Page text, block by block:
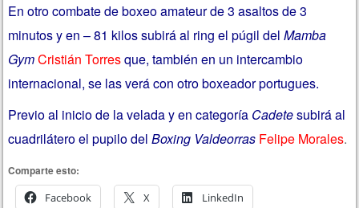
En otro combate de boxeo amateur de 3 asaltos de 3
minutos y en – 81 kilos subirá al ring el púgil delMamba
GymCristián Torresque, también en un intercambio
internacional, se las verá con otro boxeador portugues.
Previo al inicio de la velada y en categoría Cadetesubirá al
cuadrilátero el pupilo delBoxing Valdeorras Felipe Morales.
Comparte esto:
Facebook
X LinkedIn